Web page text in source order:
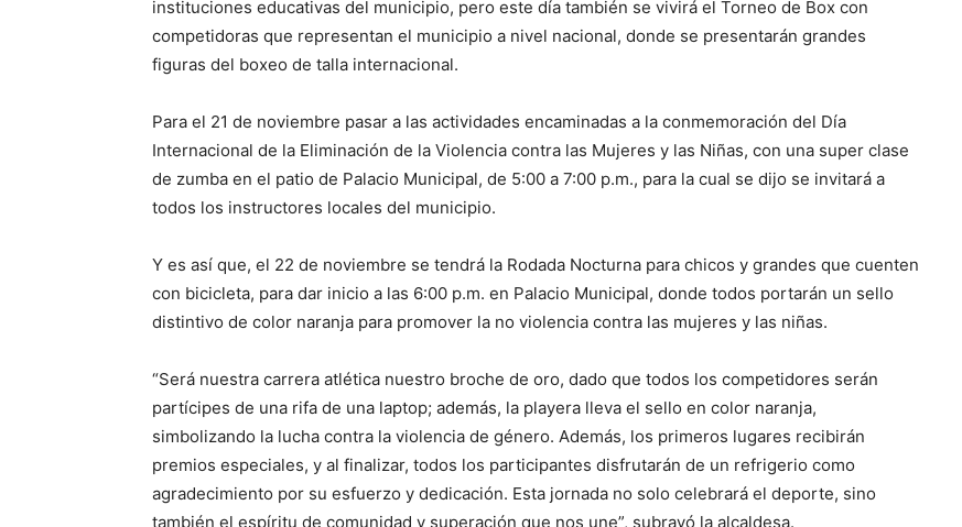
instituciones educativas del municipio, pero este día también se vivirá el Torneo de Box con
competidoras que representan el municipio a nivel nacional, donde se presentarán grandes
figuras del boxeo de talla internacional.
Para el 21 de noviembre pasar a las actividades encaminadas a la conmemoración del Día
Internacional de la Eliminación de la Violencia contra las Mujeres y las Niñas, con una super clase
de zumba en el patio de Palacio Municipal, de 5:00 a 7:00 p.m., para la cual se dijo se invitará a
todos los instructores locales del municipio.
Y es así que, el 22 de noviembre se tendrá la Rodada Nocturna para chicos y grandes que cuenten
con bicicleta, para dar inicio a las 6:00 p.m. en Palacio Municipal, donde todos portarán un sello
distintivo de color naranja para promover la no violencia contra las mujeres y las niñas.
“Será nuestra carrera atlética nuestro broche de oro, dado que todos los competidores serán
partícipes de una rifa de una laptop; además, la playera lleva el sello en color naranja,
simbolizando la lucha contra la violencia de género. Además, los primeros lugares recibirán
premios especiales, y al finalizar, todos los participantes disfrutarán de un refrigerio como
agradecimiento por su esfuerzo y dedicación. Esta jornada no solo celebrará el deporte, sino
también el espíritu de comunidad y superación que nos une”, subrayó la alcaldesa.